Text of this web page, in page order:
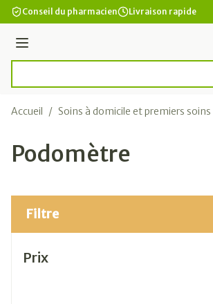
Aller au contenu
Conseil du pharmacien Livraison rapide
Menu
Accueil / Soins à domicile et premiers soins
Podomètre
Filtre
Prix